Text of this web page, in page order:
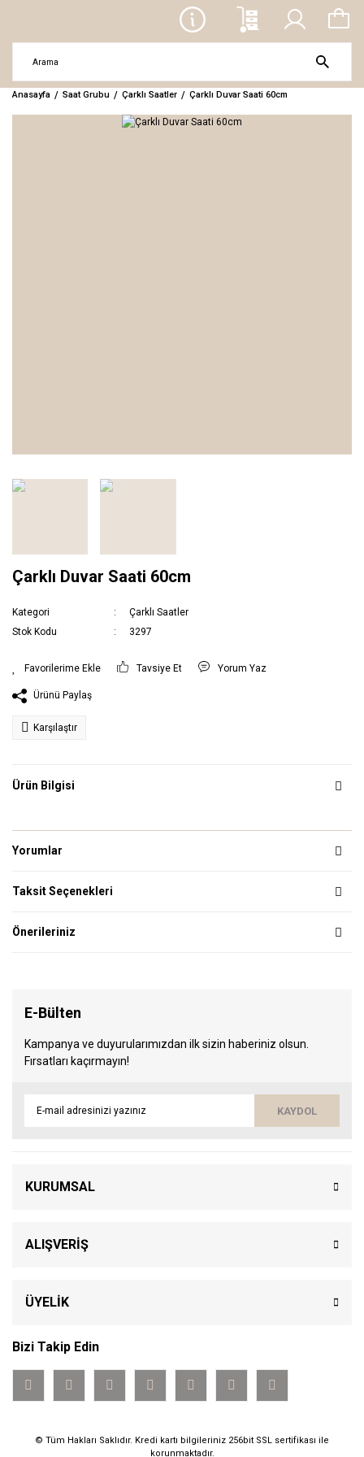
Anasayfa Saat Grubu Çarklı Saatler Çarklı Duvar Saati 60cm
Çarklı Duvar Saati 60cm
Kategori
Çarklı Saatler
Stok Kodu
3297
Tavsiye Et Yorum Yaz
Ürünü Paylaş
Karşılaştır
Ürün Bilgisi
Yorumlar
Taksit Seçenekleri
Önerileriniz
E-Bülten
Kampanya ve duyurularımızdan ilk sizin haberiniz olsun.
Fırsatları kaçırmayın!
KAYDOL
KURUMSAL
ALIŞVERİŞ
ÜYELİK
Bizi Takip Edin
© Tüm Hakları Saklıdır. Kredi kartı bilgileriniz 256bit SSL sertifikası ile
korunmaktadır.